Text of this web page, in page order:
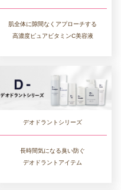
肌全体に隙間なくアプローチする
高濃度ピュアビタミンC美容液
デオドラントシリーズ
長時間気になる臭い防ぐ
デオドラントアイテム